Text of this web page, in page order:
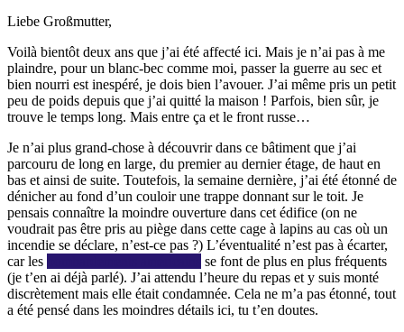
Liebe Großmutter,
Voilà bientôt deux ans que j’ai été affecté ici. Mais je n’ai pas à me
plaindre, pour un blanc-bec comme moi, passer la guerre au sec et
bien nourri est inespéré, je dois bien l’avouer. J’ai même pris un petit
peu de poids depuis que j’ai quitté la maison ! Parfois, bien sûr, je
trouve le temps long. Mais entre ça et le front russe…
Je n’ai plus grand-chose à découvrir dans ce bâtiment que j’ai
parcouru de long en large, du premier au dernier étage, de haut en
bas et ainsi de suite. Toutefois, la semaine dernière, j’ai été étonné de
dénicher au fond d’un couloir une trappe donnant sur le toit. Je
pensais connaître la moindre ouverture dans cet édifice (on ne
voudrait pas être pris au piège dans cette cage à lapins au cas où un
incendie se déclare, n’est-ce pas ?) L’éventualité n’est pas à écarter,
car les
se font de plus en plus fréquents
(je t’en ai déjà parlé). J’ai attendu l’heure du repas et y suis monté
discrètement mais elle était condamnée. Cela ne m’a pas étonné, tout
a été pensé dans les moindres détails ici, tu t’en doutes.